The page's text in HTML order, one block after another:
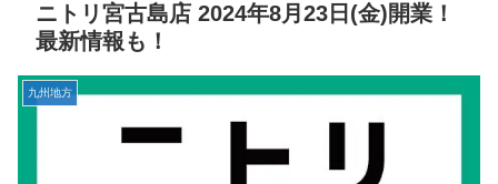
ニトリ宮古島店 2024年8月23日(金)開業！
最新情報も！
九州地方